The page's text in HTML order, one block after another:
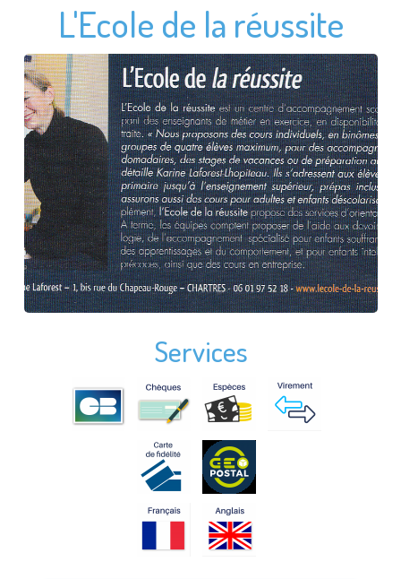
L'Ecole de la réussite
Services